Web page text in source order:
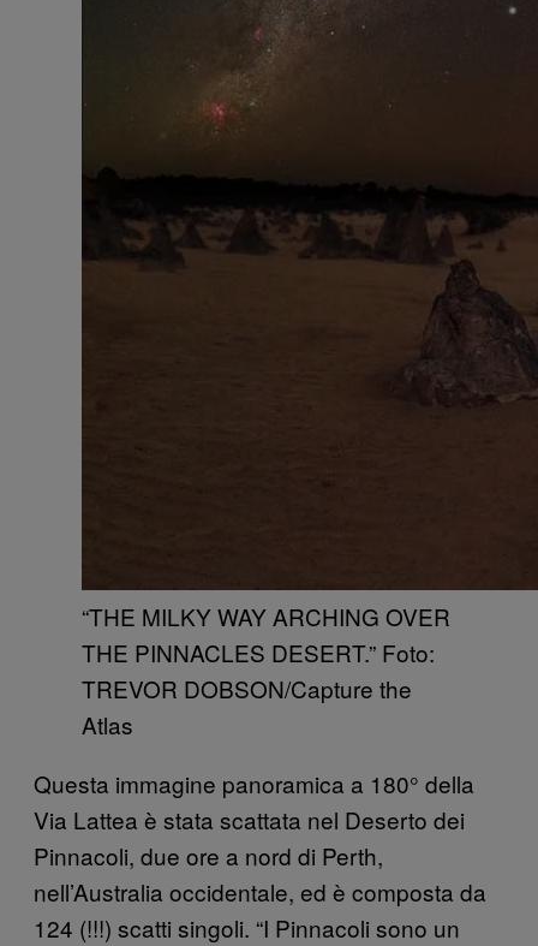
“THE MILKY WAY ARCHING OVER
THE PINNACLES DESERT.” Foto:
TREVOR DOBSON​/Capture the
Atlas ​​
Questa immagine panoramica a 180° della
Via Lattea è stata scattata nel Deserto dei
Pinnacoli, due ore a nord di Perth,
nell’Australia occidentale, ed è composta da
124 (!!!) scatti singoli. “I Pinnacoli sono un